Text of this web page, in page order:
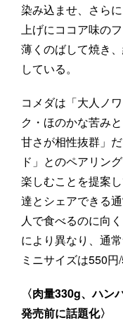
染み込ませ、さら
上げにココア味の
薄くのばして焼き
している。
コメダは「大人ノ
ク・ほのかな苦み
甘さが相性抜群」
ド」とのペアリン
楽しむことを提案
達とシェアできる
人で食べるのに向
により異なり、通
ミニサイズは550円/
〈肉量330g、ハ
発売前に話題化〉